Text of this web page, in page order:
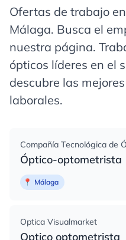
Ofertas de trabajo
Málaga. Busca el
nuestra página.
ópticos líderes en el
descubre las
laborales.
Compañía Tecnológica de
Óptico-optometrista
📍 Málaga
Optica Visualmarket
Optico optometrista